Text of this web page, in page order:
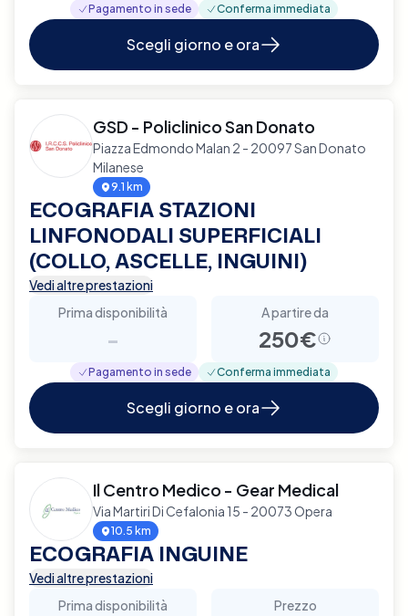
Pagamento in sede Conferma immediata
Scegli giorno e ora
GSD - Policlinico San Donato
Piazza Edmondo Malan 2 - 20097 San Donato
Milanese
9.1 km
ECOGRAFIA STAZIONI
LINFONODALI SUPERFICIALI
(COLLO, ASCELLE, INGUINI)
Vedi altre prestazioni
Prima disponibilità
-
A partire da
250€
Pagamento in sede Conferma immediata
Scegli giorno e ora
Il Centro Medico - Gear Medical
Via Martiri Di Cefalonia 15 - 20073 Opera
10.5 km
ECOGRAFIA INGUINE
Vedi altre prestazioni
Prima disponibilità
Prezzo